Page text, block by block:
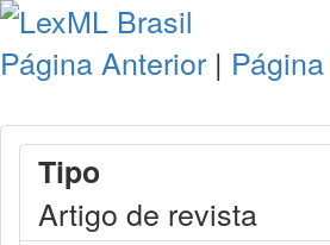
Página Anterior |
Tipo
Artigo de revista